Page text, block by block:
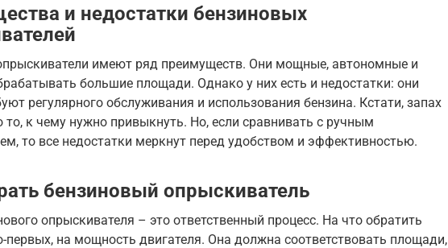
и недостатки бензиновых
имеют ряд преимуществ. Они мощные, автономные и
большие площади. Однако у них есть и недостатки: они
регулярного обслуживания и использования бензина. Кстати, запах
то, к чему нужно привыкнуть. Но, если сравнивать с ручным
то все недостатки меркнут перед удобством и эффективностью.
бензиновый опрыскиватель
опрыскивателя – это ответственный процесс. На что обратить
первых, на мощность двигателя. Она должна соответствовать площади,